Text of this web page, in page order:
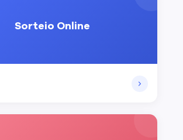
Sorteio Online